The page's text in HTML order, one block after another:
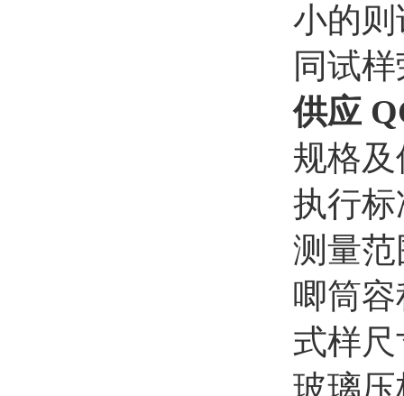
小的
同试
供应
规格
执行
测量
唧筒
式样
玻璃